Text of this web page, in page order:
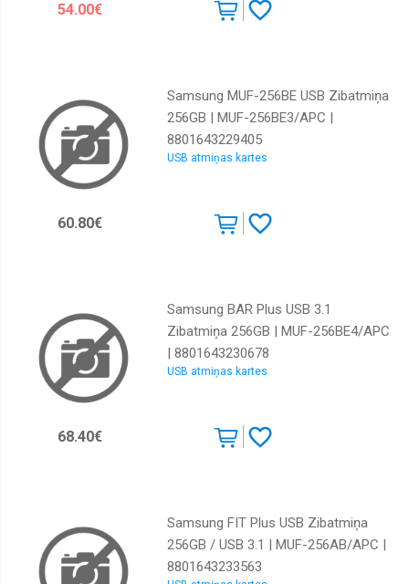
54.00€
Samsung MUF-256BE USB Zibatmiņa
256GB | MUF-256BE3/APC |
8801643229405
USB atmiņas kartes
60.80€
Samsung BAR Plus USB 3.1
Zibatmiņa 256GB | MUF-256BE4/APC
| 8801643230678
USB atmiņas kartes
68.40€
Samsung FIT Plus USB Zibatmiņa
256GB / USB 3.1 | MUF-256AB/APC |
8801643233563